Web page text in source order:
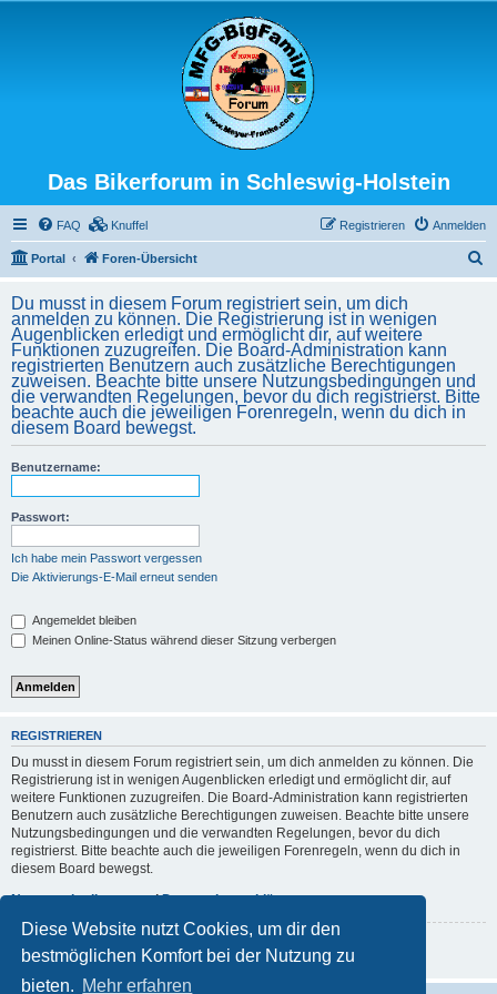
Diese Website nutzt Cookies, um dir den
bestmöglichen Komfort bei der Nutzung zu
bieten. Mehr erfahren
Das Bikerforum in Schleswig-Holstein
FAQ Knuffel Anmelden
Registrieren
Portal Foren-Übersicht
Du musst in diesem Forum registriert sein, um dich
anmelden zu können. Die Registrierung ist in wenigen
Augenblicken erledigt und ermöglicht dir, auf weitere
Funktionen zuzugreifen. Die Board-Administration kann
registrierten Benutzern auch zusätzliche Berechtigungen
zuweisen. Beachte bitte unsere Nutzungsbedingungen und
die verwandten Regelungen, bevor du dich registrierst. Bitte
beachte auch die jeweiligen Forenregeln, wenn du dich in
diesem Board bewegst.
Benutzername:
Passwort:
Ich habe mein Passwort vergessen
Die Aktivierungs-E-Mail erneut senden
Angemeldet bleiben
Meinen Online-Status während dieser Sitzung verbergen
REGISTRIEREN
Du musst in diesem Forum registriert sein, um dich anmelden zu können. Die
Registrierung ist in wenigen Augenblicken erledigt und ermöglicht dir, auf
weitere Funktionen zuzugreifen. Die Board-Administration kann registrierten
Benutzern auch zusätzliche Berechtigungen zuweisen. Beachte bitte unsere
Nutzungsbedingungen und die verwandten Regelungen, bevor du dich
registrierst. Bitte beachte auch die jeweiligen Forenregeln, wenn du dich in
diesem Board bewegst.
Nutzungsbedingungen|Datenschutzerklärung
Registrieren